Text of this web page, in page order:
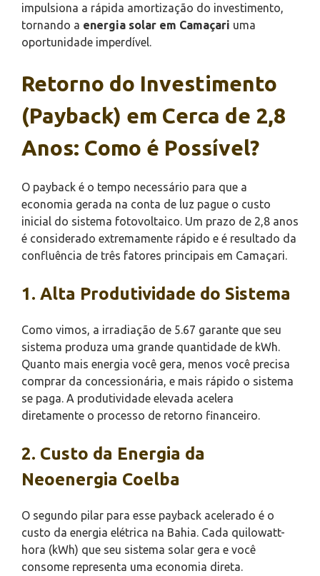
impulsiona a rápida amortização do investimento,
tornando a energia solar em Camaçari uma
oportunidade imperdível.
Retorno do Investimento
(Payback) em Cerca de 2,8
Anos: Como é Possível?
O payback é o tempo necessário para que a
economia gerada na conta de luz pague o custo
inicial do sistema fotovoltaico. Um prazo de 2,8 anos
é considerado extremamente rápido e é resultado da
confluência de três fatores principais em Camaçari.
1. Alta Produtividade do Sistema
Como vimos, a irradiação de 5.67 garante que seu
sistema produza uma grande quantidade de kWh.
Quanto mais energia você gera, menos você precisa
comprar da concessionária, e mais rápido o sistema
se paga. A produtividade elevada acelera
diretamente o processo de retorno financeiro.
2. Custo da Energia da
Neoenergia Coelba
O segundo pilar para esse payback acelerado é o
custo da energia elétrica na Bahia. Cada quilowatt-
hora (kWh) que seu sistema solar gera e você
consome representa uma economia direta.